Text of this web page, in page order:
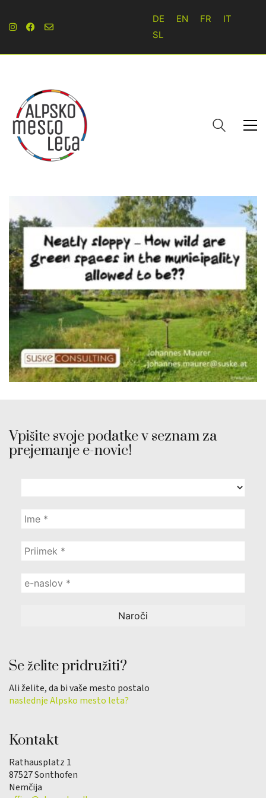
DE EN FR
IT
SL
Vpišite svoje podatke v seznam za
prejemanje e-novic!
Se želite pridružiti?
Ali želite, da bi vaše mesto postalo
naslednje Alpsko mesto leta?
Kontakt
Rathausplatz 1
87527 Sonthofen
Nemčija